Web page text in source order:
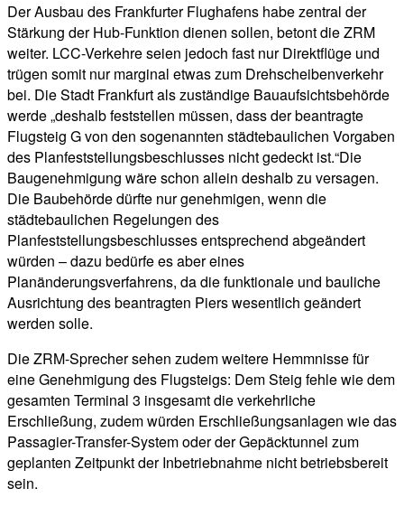
Der Ausbau des Frankfurter Flughafens habe zentral der
Stärkung der Hub-Funktion dienen sollen, betont die ZRM
weiter. LCC-Verkehre seien jedoch fast nur Direktflüge und
trügen somit nur marginal etwas zum Drehscheibenverkehr
bei. Die Stadt Frankfurt als zuständige Bauaufsichtsbehörde
werde „deshalb feststellen müssen, dass der beantragte
Flugsteig G von den sogenannten städtebaulichen Vorgaben
des Planfeststellungsbeschlusses nicht gedeckt ist.“Die
Baugenehmigung wäre schon allein deshalb zu versagen.
Die Baubehörde dürfte nur genehmigen, wenn die
städtebaulichen Regelungen des
Planfeststellungsbeschlusses entsprechend abgeändert
würden – dazu bedürfe es aber eines
Planänderungsverfahrens, da die funktionale und bauliche
Ausrichtung des beantragten Piers wesentlich geändert
werden solle.
Die ZRM-Sprecher sehen zudem weitere Hemmnisse für
eine Genehmigung des Flugsteigs: Dem Steig fehle wie dem
gesamten Terminal 3 insgesamt die verkehrliche
Erschließung, zudem würden Erschließungsanlagen wie das
Passagier-Transfer-System oder der Gepäcktunnel zum
geplanten Zeitpunkt der Inbetriebnahme nicht betriebsbereit
sein.